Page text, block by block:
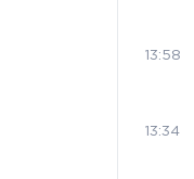
13:58
13:34